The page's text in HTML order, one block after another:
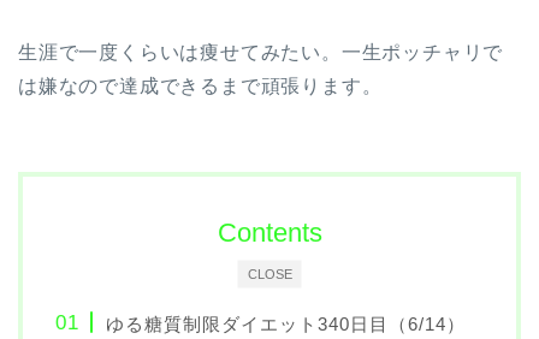
生涯で一度くらいは痩せてみたい。一生ポッチャリで
は嫌なので達成できるまで頑張ります。
CLOSE
Contents
ゆる糖質制限ダイエット340日目（6/14）